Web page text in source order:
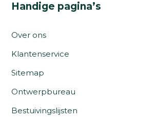
Handige pagina’s
Over ons
Klantenservice
Sitemap
Ontwerpbureau
Bestuivingslijsten